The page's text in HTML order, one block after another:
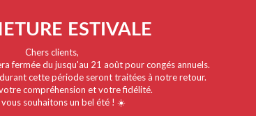
ESTIVALE
Chers clients,
fermée du jusqu'au 21 août pour congés annuels.
cette période seront traitées à notre retour.
compréhension et votre fidélité.
vous souhaitons un bel été ! ☀️